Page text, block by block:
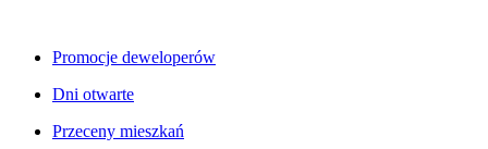
Promocje deweloperów
Dni otwarte
Przeceny mieszkań